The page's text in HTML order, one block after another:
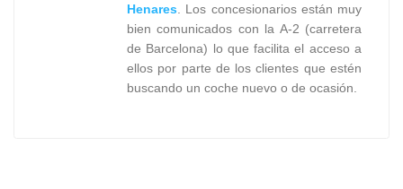
Henares . Los concesionarios están muy
bien comunicados con la A-2 (carretera
de Barcelona) lo que facilita el acceso a
ellos por parte de los clientes que estén
buscando un coche nuevo o de ocasión.